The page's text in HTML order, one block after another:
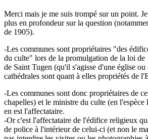
Merci mais je me suis trompé sur un point.
plus en profondeur sur la question
de 1905).
-Les communes sont propriétaires "des
du culte" lors de la promulgation de la loi de
de Saint Tugen (qu'il s'agisse d'une église
cathédrales sont quant à elles propriétés de
-Les communes sont donc propriétaires de
chapelles) et le ministre du culte (en l'espèce
en est l'affectataire.
-Or c'est l'affectataire de l'édifice religieux
de police à l'intérieur de celui-ci (et non le